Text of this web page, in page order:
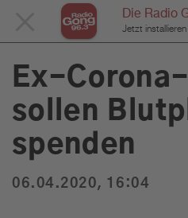
Die Radio
Jetzt
Service
Programm
Du bist hier: Home Service
Ex-
sollen
spenden
06.04.2020, 16:04